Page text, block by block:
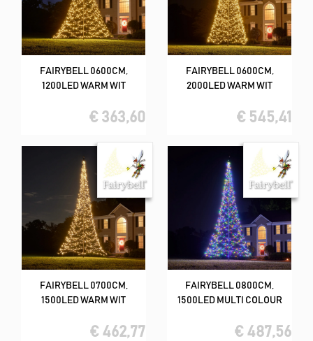
FAIRYBELL 0600CM,
1200LED WARM WIT
€ 363,60
FAIRYBELL 0600CM,
2000LED WARM WIT
€ 545,41
FAIRYBELL 0700CM,
1500LED WARM WIT
€ 462,77
FAIRYBELL 0800CM,
1500LED MULTI COLOUR
€ 487,56